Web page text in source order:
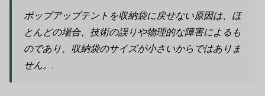
ポップアップテントを収納袋に戻せない原因は、ほ
とんどの場合、技術の誤りや物理的な障害によるも
のであり、収納袋のサイズが小さいからではありま
せん。.